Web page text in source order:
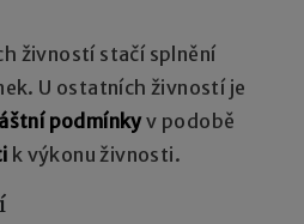
živností stačí splnění
U ostatních živností je
podmínkyv podobě
k výkonu živnosti.